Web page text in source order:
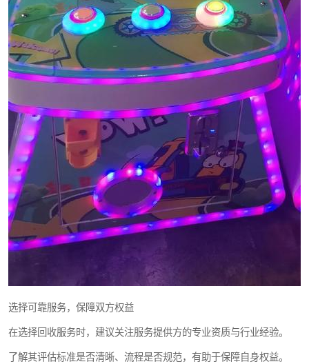
选择可靠服务，保障双方权益
在选择回收服务时，建议关注服务提供方的专业资质与行业经验。
了解其评估标准是否清晰、流程是否规范，有助于保障自身权益。